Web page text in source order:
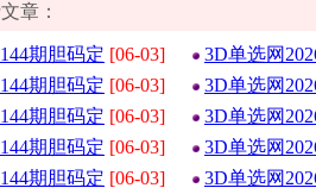
章：
期胆码定 [06-03]
3D单选网
期胆码定 [06-03]
3D单选网
期胆码定 [06-03]
3D单选网
期胆码定 [06-03]
3D单选网
期胆码定 [06-03]
3D单选网